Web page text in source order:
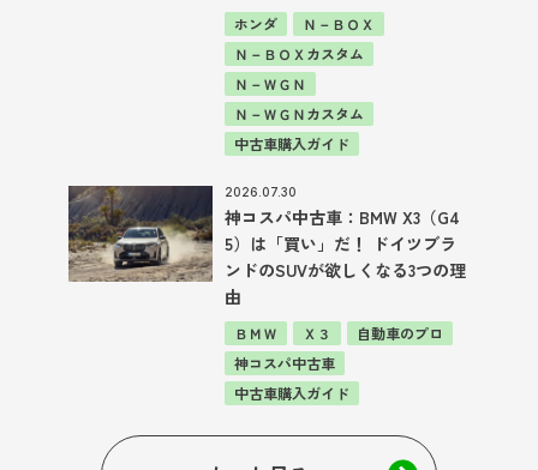
ホンダ
Ｎ－ＢＯＸ
Ｎ－ＢＯＸカスタム
Ｎ－ＷＧＮ
Ｎ－ＷＧＮカスタム
中古車購入ガイド
2026.07.30
神コスパ中古車：BMW X3（G4
5）は「買い」だ！ ドイツブラ
ンドのSUVが欲しくなる3つの理
由
ＢＭＷ Ｘ３
自動車のプロ
神コスパ中古車
中古車購入ガイド